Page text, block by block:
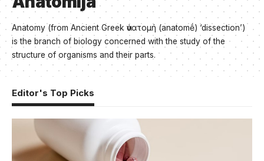
Anatomy (from Ancient Greek ἀνατομή (anatomḗ) ‘dissection’)
is the branch of biology concerned with the study of the
structure of organisms and their parts.
Editor's Top Picks